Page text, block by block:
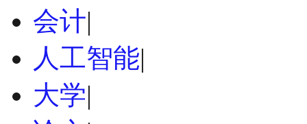
会计|
人工智能|
大学|